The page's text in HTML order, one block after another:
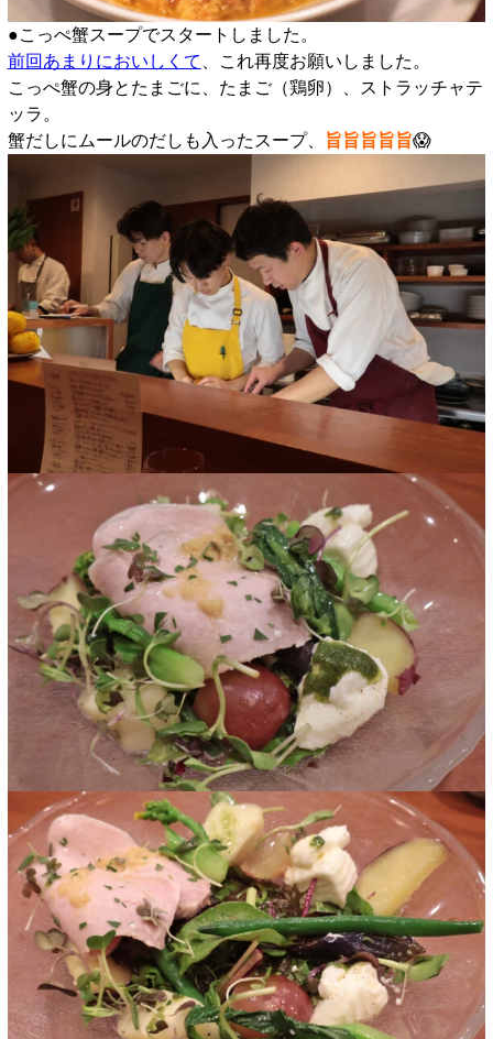
●こっぺ蟹スープでスタートしました。
前回あまりにおいしくて
、これ再度お願いしました。
こっぺ蟹の身とたまごに、たまご（鶏卵）、ストラッチャテ
ッラ。
蟹だしにムールのだしも入ったスープ、
旨旨旨旨旨😱